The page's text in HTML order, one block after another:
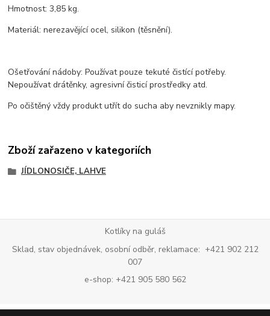
Hmotnost: 3,85 kg.
Materiál: nerezavějící ocel, silikon (těsnění).
Ošetřování nádoby: Používat pouze tekuté čistící potřeby.
Nepoužívat drátěnky, agresivní čisticí prostředky atd.
Po očištěný vždy produkt utřít do sucha aby nevznikly mapy.
Zboží zařazeno v kategoriích
JÍDLONOSIČE, LAHVE
Kotlíky na guláš
Sklad, stav objednávek, osobní odběr, reklamace: +421 902 212
007
e-shop: +421 905 580 562